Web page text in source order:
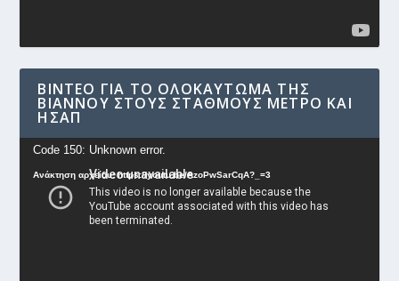
ΒΊΝΤΕΟ ΓΙΑ ΤΟ ΟΛΟΚΑΎΤΩΜΑ ΤΗΣ
ΒΙΆΝΝΟΥ ΣΤΟΥΣ ΣΤΑΘΜΟΎΣ ΜΕΤΡΟ ΚΑΙ
ΗΣΑΠ
Πρόγραμμα
Αναπαραγωγής
Βίντεο
Code 150: Unknown error.
Ανάκτηση αρχείου: https://youtu.be/AzoPwSarCqA?_=3